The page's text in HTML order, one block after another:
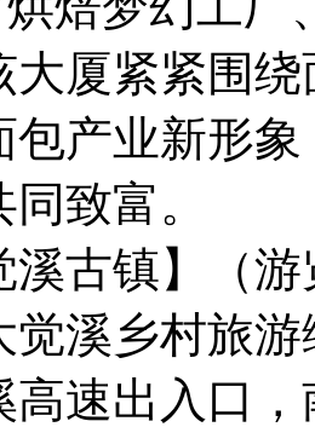
大厦紧紧围
包产业新形
致富。
溪古镇】（
觉溪乡村旅
高速出入口